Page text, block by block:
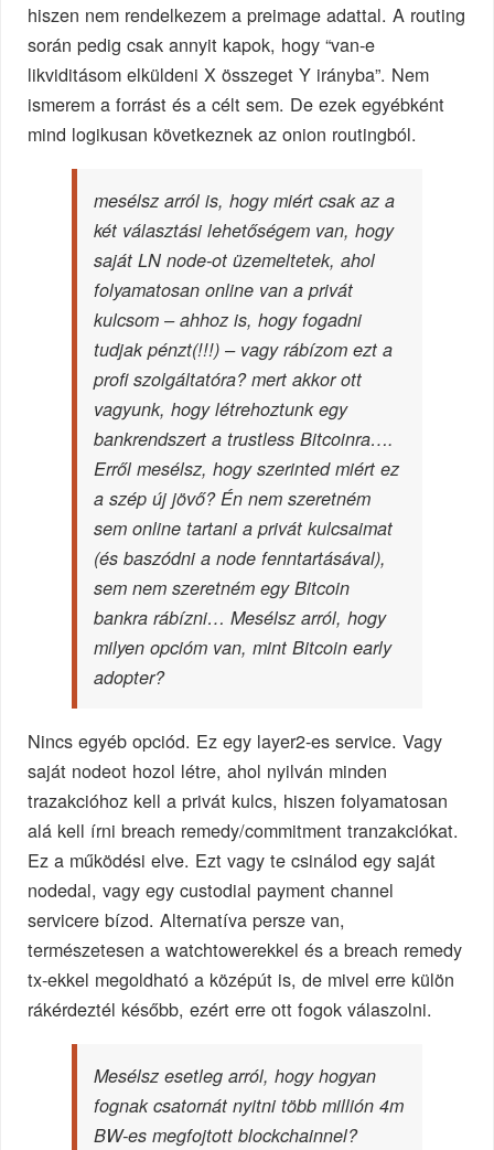
hiszen nem rendelkezem a preimage adattal. A routing
során pedig csak annyit kapok, hogy “van-e
likviditásom elküldeni X összeget Y irányba”. Nem
ismerem a forrást és a célt sem. De ezek egyébként
mind logikusan következnek az onion routingból.
mesélsz arról is, hogy miért csak az a
két választási lehetőségem van, hogy
saját LN node-ot üzemeltetek, ahol
folyamatosan online van a privát
kulcsom – ahhoz is, hogy fogadni
tudjak pénzt(!!!) – vagy rábízom ezt a
profi szolgáltatóra? mert akkor ott
vagyunk, hogy létrehoztunk egy
bankrendszert a trustless Bitcoinra….
Erről mesélsz, hogy szerinted miért ez
a szép új jövő? Én nem szeretném
sem online tartani a privát kulcsaimat
(és baszódni a node fenntartásával),
sem nem szeretném egy Bitcoin
bankra rábízni… Mesélsz arról, hogy
milyen opcióm van, mint Bitcoin early
adopter?
Nincs egyéb opciód. Ez egy layer2-es service. Vagy
saját nodeot hozol létre, ahol nyilván minden
trazakcióhoz kell a privát kulcs, hiszen folyamatosan
alá kell írni breach remedy/commitment tranzakciókat.
Ez a működési elve. Ezt vagy te csinálod egy saját
nodedal, vagy egy custodial payment channel
servicere bízod. Alternatíva persze van,
természetesen a watchtowerekkel és a breach remedy
tx-ekkel megoldható a középút is, de mivel erre külön
rákérdeztél később, ezért erre ott fogok válaszolni.
Mesélsz esetleg arról, hogy hogyan
fognak csatornát nyitni több millión 4m
BW-es megfojtott blockchainnel?